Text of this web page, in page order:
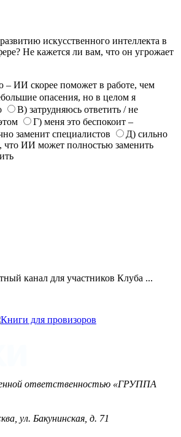
искусственного интеллекта в
Не кажется ли вам, что он угрожает
– ИИ скорее поможет в работе, чем
опасения, но в целом я
В) затрудняюсь ответить / не
Г) меня это беспокоит –
заменит специалистов
Д) сильно
что ИИ может полностью заменить
канал для участников Клуба ...
ответственностью «ГРУППА
ул. Бакунинская, д. 71